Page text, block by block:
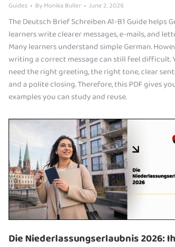
Guides ByMonika Buller June 2, 2026
The Deutsch Brief Schreiben A1-B1 Guide helps
learners write clearer messages, e-mails, and
Many learners understand simple German.
writing a correct message can still feel difficult.
need the right greeting, the right tone, clear
and a polite closing. Therefore, this PDF gives
examples you can study and reuse.
Die Niederlassungserlaubnis 2026: